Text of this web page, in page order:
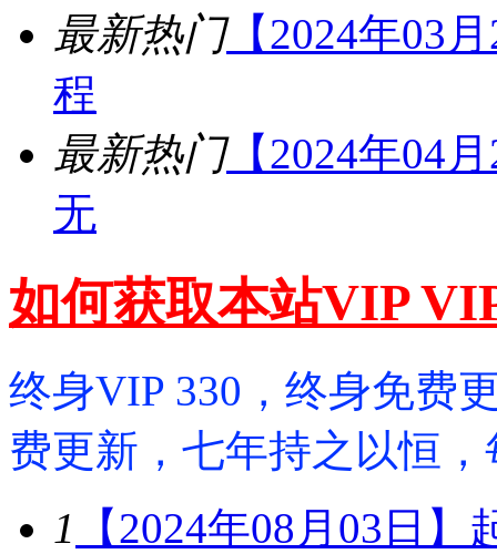
最新热门【2024年03
程
最新热门【2024年04
无
如何获取本站VIP
终身VIP 330，终身免费
费更新，七年持之以恒
1
【2024年08月03日